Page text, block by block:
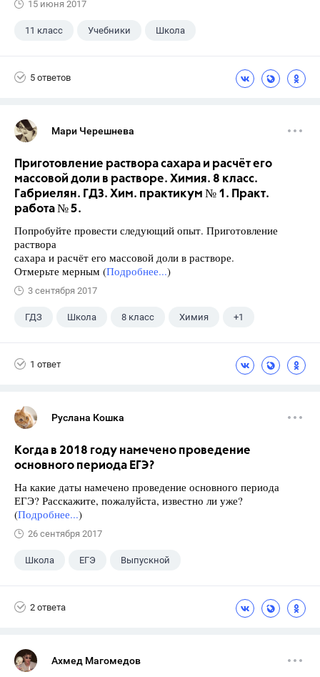
15 июня 2017
11 класс Учебники Школа
5 ответов
Мари Черешнева
Приготовление раствора сахара и расчёт его
массовой доли в растворе. Химия. 8 класс.
Габриелян. ГДЗ. Хим. практикум № 1. Практ.
работа № 5.
Попробуйте провести следующий опыт. Приготовление
раствора
сахара и расчёт его массовой доли в растворе.
Отмерьте мерным (Подробнее...)
3 сентября 2017
ГДЗ Школа 8 класс Химия +1
1 ответ
Руслана Кошка
Когда в 2018 году намечено проведение
основного периода ЕГЭ?
На какие даты намечено проведение основного периода
ЕГЭ? Расскажите, пожалуйста, известно ли уже?
(Подробнее...)
26 сентября 2017
Школа ЕГЭ Выпускной
2 ответа
Ахмед Магомедов